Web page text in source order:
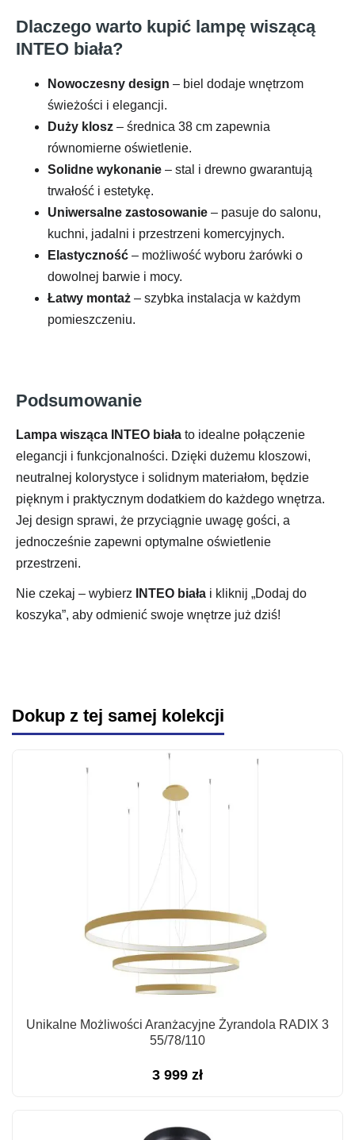
Dlaczego warto kupić lampę wiszącą
INTEO biała?
Nowoczesny design – biel dodaje wnętrzom
świeżości i elegancji.
Duży klosz – średnica 38 cm zapewnia
równomierne oświetlenie.
Solidne wykonanie – stal i drewno gwarantują
trwałość i estetykę.
Uniwersalne zastosowanie – pasuje do salonu,
kuchni, jadalni i przestrzeni komercyjnych.
Elastyczność – możliwość wyboru żarówki o
dowolnej barwie i mocy.
Łatwy montaż – szybka instalacja w każdym
pomieszczeniu.
Podsumowanie
Lampa wisząca INTEO biała to idealne połączenie
elegancji i funkcjonalności. Dzięki dużemu kloszowi,
neutralnej kolorystyce i solidnym materiałom, będzie
pięknym i praktycznym dodatkiem do każdego wnętrza.
Jej design sprawi, że przyciągnie uwagę gości, a
jednocześnie zapewni optymalne oświetlenie
przestrzeni.
Nie czekaj – wybierz INTEO biała i kliknij „Dodaj do
koszyka”, aby odmienić swoje wnętrze już dziś!
Dokup z tej samej kolekcji
Unikalne Możliwości Aranżacyjne Żyrandola RADIX 3
55/78/110
3 999 zł